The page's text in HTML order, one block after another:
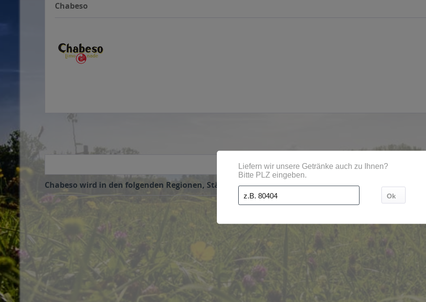
Chabeso
Chabeso wird in den folgenden Regionen, Städten, Orten und Postleitzahl-Gebieten geliefert